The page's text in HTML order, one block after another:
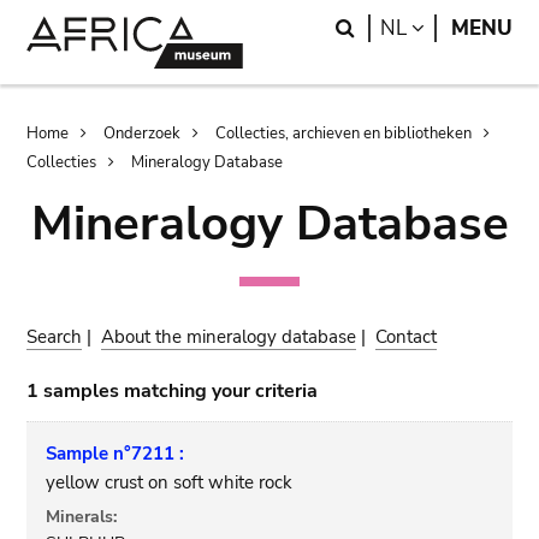
Search
NL LANGUAGE
MENU
Breadcrumb
Home Onderzoek
Collecties, archieven en bibliotheken
Collecties
Mineralogy Database
Mineralogy Database
Search |About the mineralogy database | Contact
1 samples matching your criteria
Sample n°7211 :
yellow crust on soft white rock
Minerals: